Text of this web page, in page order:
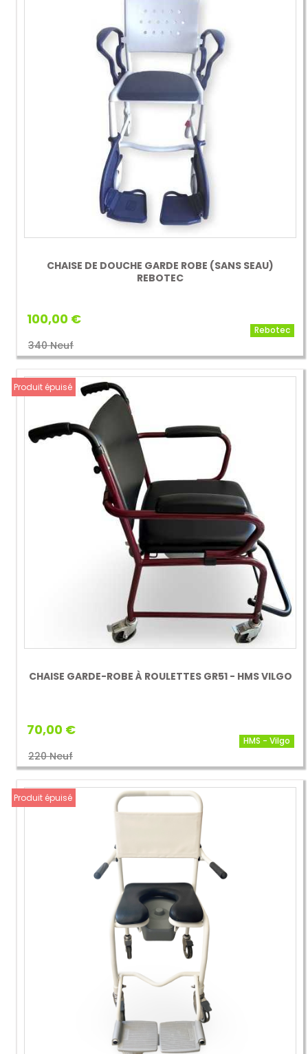
CHAISE DE DOUCHE GARDE ROBE (SANS SEAU)
REBOTEC
100,00 €
340 Neuf
Rebotec
Produit épuisé
CHAISE GARDE-ROBE À ROULETTES GR51 - HMS VILGO
70,00 €
220 Neuf
HMS - Vilgo
Produit épuisé